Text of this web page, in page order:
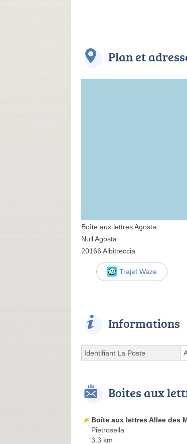
Plan et
Boîte aux lettres Agosta
Null Agosta
20166 Albitreccia
Trajet Waze
Informations
Identifiant La Poste
Boites aux
Boîte aux lettres Allee des
Pietrosella
3.3 km